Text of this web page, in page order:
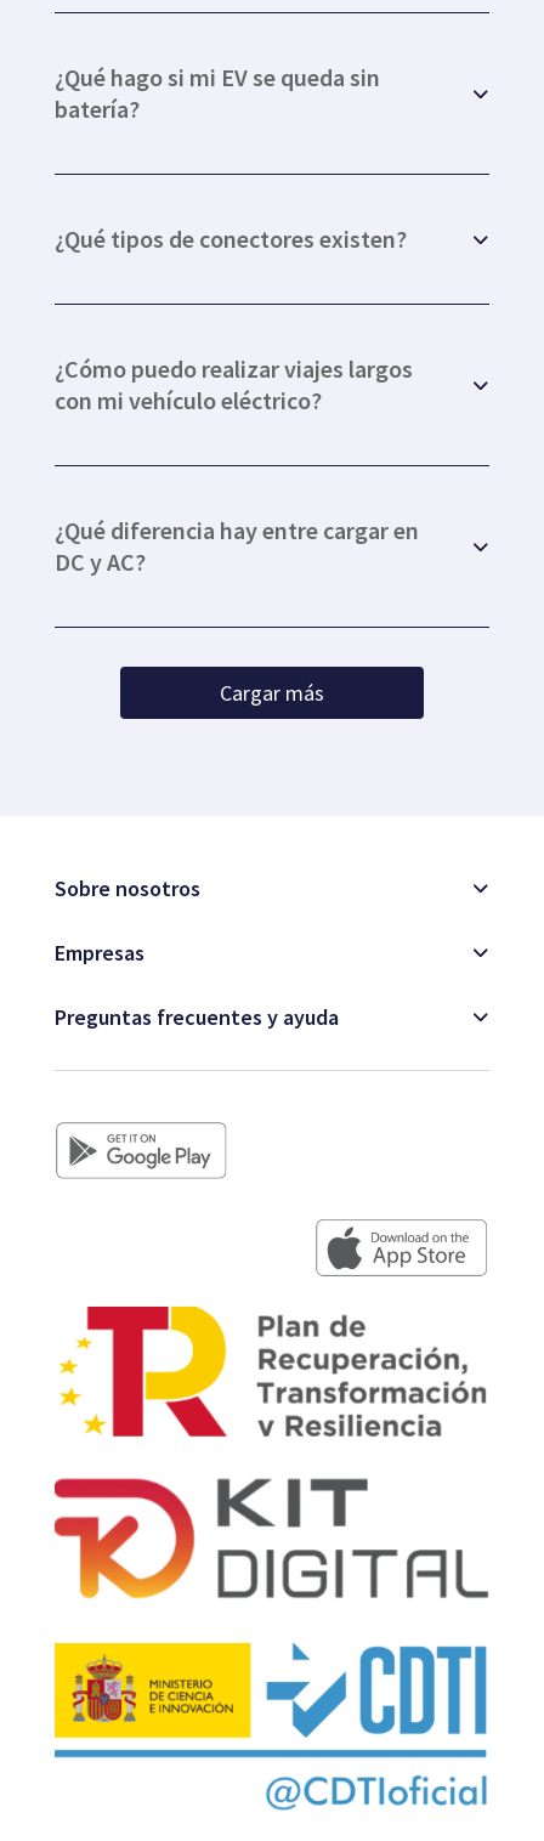
¿Qué hago si mi EV se queda sin
batería?
¿Qué tipos de conectores existen?
¿Cómo puedo realizar viajes largos
con mi vehículo eléctrico?
¿Qué diferencia hay entre cargar en
DC y AC?
Cargar más
Sobre nosotros
Empresas
Preguntas frecuentes y ayuda